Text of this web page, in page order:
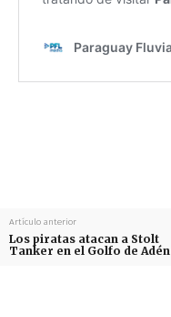
Artículo anterior
Los piratas atacan a Stolt
Tanker en el Golfo de Adén